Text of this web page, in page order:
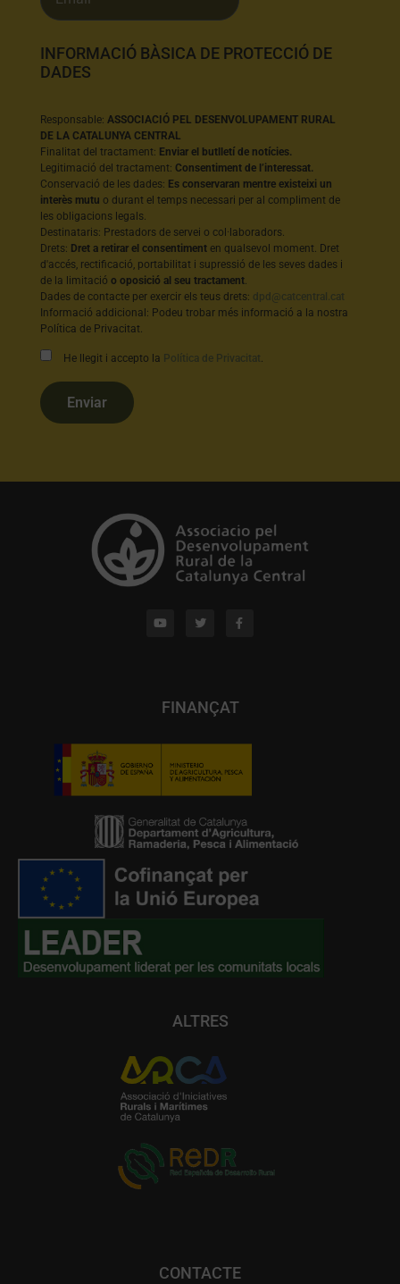
INFORMACIÓ BÀSICA DE PROTECCIÓ DE
DADES
Responsable: ASSOCIACIÓ PEL DESENVOLUPAMENT RURAL
DE LA CATALUNYA CENTRAL
Finalitat del tractament: Enviar el butlletí de notícies.
Legitimació del tractament:Consentiment de l’interessat.
Conservació de les dades: Es conservaran mentre existeixi un
interès mutu o durant el temps necessari per al compliment de
les obligacions legals.
Destinataris: Prestadors de servei o col·laboradors.
Drets: Dret a retirar el consentiment en qualsevol moment. Dret
d'accés, rectificació, portabilitat i supressió de les seves dades i
de la limitacióo oposició al seu tractament
Dades de contacte per exercir els teus drets: dpd@catcentral.cat
Informació addicional: Podeu trobar més informació a la nostra
Política de Privacitat.
He llegit i accepto la Política de Privacitat.
Enviar
FINANÇAT
ALTRES
CONTACTE